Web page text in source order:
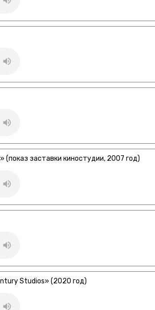
(показ заставки киностудии, 2007 год)
Studios» (2020 год)